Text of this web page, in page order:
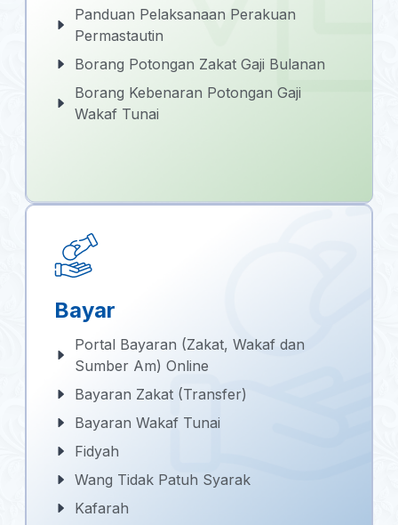
Panduan Pelaksanaan Perakuan
Permastautin
Borang Potongan Zakat Gaji Bulanan
Borang Kebenaran Potongan Gaji
Wakaf Tunai
Bayar
Portal Bayaran (Zakat, Wakaf dan
Sumber Am) Online
Bayaran Zakat (Transfer)
Bayaran Wakaf Tunai
Fidyah
Wang Tidak Patuh Syarak
Kafarah